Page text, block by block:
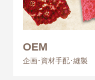
OEM
企画･資材手配･縫製